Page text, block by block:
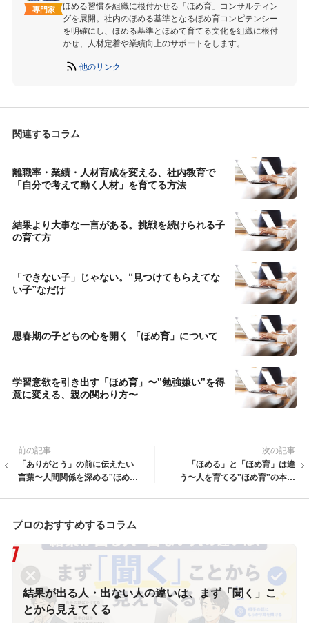
専門家
ほめる習慣を組織に根付かせる「ほめ育」コンサルティン
グを展開。社内のほめる基準となるほめ育コンピテンシー
を明確にし、ほめる基準とほめて育てる文化を組織に根付
かせ、人材定着や業績向上のサポートをします。
他のリンク
関連するコラム
離職率・業績・人材育成を変える、社内教育で
「自分で考えて動く人材」を育てる方法
結果より大事な一言がある。挑戦を続けられる子
の育て方
「できない子」じゃない。“見つけてもらえてな
い子”なだけ
思春期の子どもの心を開く 「ほめ育」について
学習意欲を引き出す「ほめ育」〜"勉強嫌い"を得
意に変える、親の関わり方〜
前の記事
「ありがとう」の前に伝えたい
言葉〜人間関係を深める"ほめ
次の記事
「ほめる」と「ほめ育」は違
う〜人を育てる"ほめ育"の本質
プロのおすすめするコラム
結果が出る人・出ない人の違いは、まず「聞く」こ
とから見えてくる